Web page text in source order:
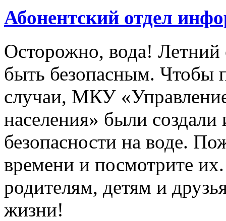
Абонентский отдел
Осторожно, вода! Летний
быть безопасным. Чтобы
случаи, МКУ
населения» были
безопасности на воде.
времени и посмотрите
родителям, детям и
жизни!